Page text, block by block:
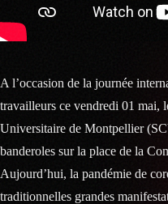
A l’occasion de la journée
travailleurs ce vendredi 01 mai,
Universitaire de Montpellier
banderoles sur la place de la
Aujourd’hui, la pandémie de
traditionnelles grandes